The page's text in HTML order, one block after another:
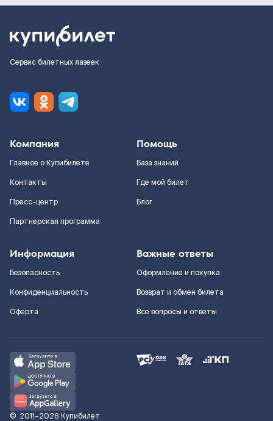
Сервис билетных лазеек
Компания
Главное о Купибилете
Контакты
Пресс-центр
Партнерская программа
Помощь
База знаний
Где мой билет
Блог
Информация
Безопасность
Конфиденциальность
Оферта
Важные ответы
Оформление и покупка
Возврат и обмен билета
Все вопросы и ответы
© 2011–2026 Купибилет